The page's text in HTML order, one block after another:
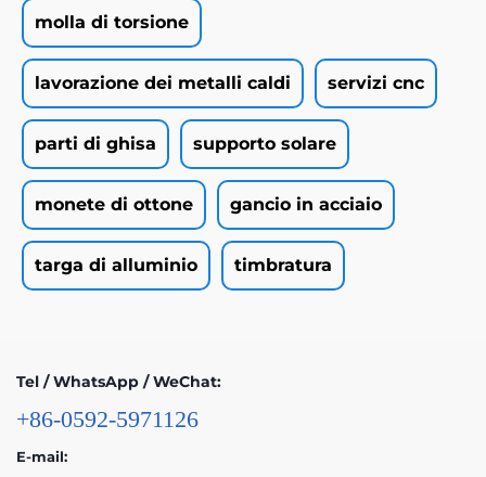
molla di torsione
lavorazione dei metalli caldi servizi cnc
parti di ghisa supporto solare
monete di ottone gancio in acciaio
targa di alluminio timbratura
Tel / WhatsApp / WeChat:
+86-0592-5971126
E-mail: